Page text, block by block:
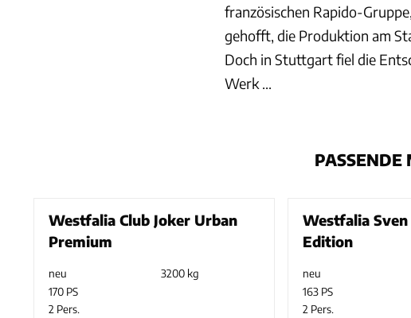
französischen Rapido-
gehofft, die Produktion am
Doch in Stuttgart fiel die
Werk ...
PASSENDE
Westfalia Club Joker Urban
Premium
neu
3200 kg
170 PS
2 Pers.
Westfalia
Edition
neu
163 PS
2 Pers.